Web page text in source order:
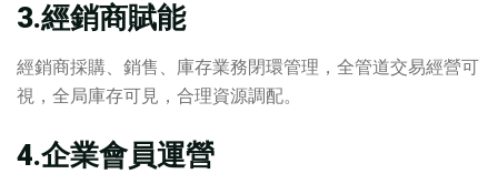
3.經銷商賦能
經銷商採購、銷售、庫存業務閉環管理，全管道交易經營可
視，全局庫存可見，合理資源調配。
4.企業會員運營